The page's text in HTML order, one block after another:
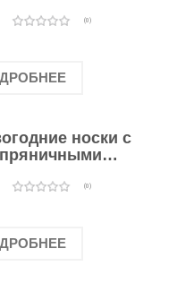
оленями(0)
носки с
пряничными
(0)